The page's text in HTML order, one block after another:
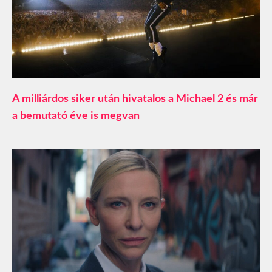
A milliárdos siker után hivatalos a Michael 2 és már
a bemutató éve is megvan